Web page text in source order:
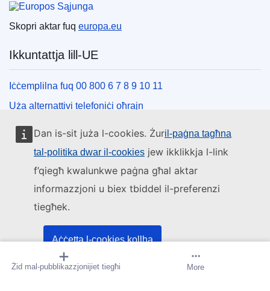
Dan is-sit juża l-cookies. Żuril-paġna tagħna
tal-politika dwar il-cookies jew ikklikkja l-link
f’qiegħ kwalunkwe paġna għal aktar
informazzjoni u biex tbiddel il-preferenzi
tiegħek.
Aċċetta l-cookies kollha
Aċċetta biss il-cookies essenzjali
Żid mal-pubblikazzjonijiet tiegħi Oħloq twissija
More
Skopri aktar fuq europa.eu
Ikkuntattja lill-UE
Iċċemplilna fuq 00 800 6 7 8 9 10 11
Uża alternattivi telefoniċi oħrajn
Iktbilna permezz tal-formola ta’ kuntatt tagħna
Iltaqa’ magħna f’wieħed miċ-ċentri tal-UE
Media soċjali
Fittex mezzi tal-media soċjali tal-UE
L-istituzzjonijiet u l-korpi tal-UE
Fittex l-istituzzjonijiet u l-korpi kollha tal-UE.